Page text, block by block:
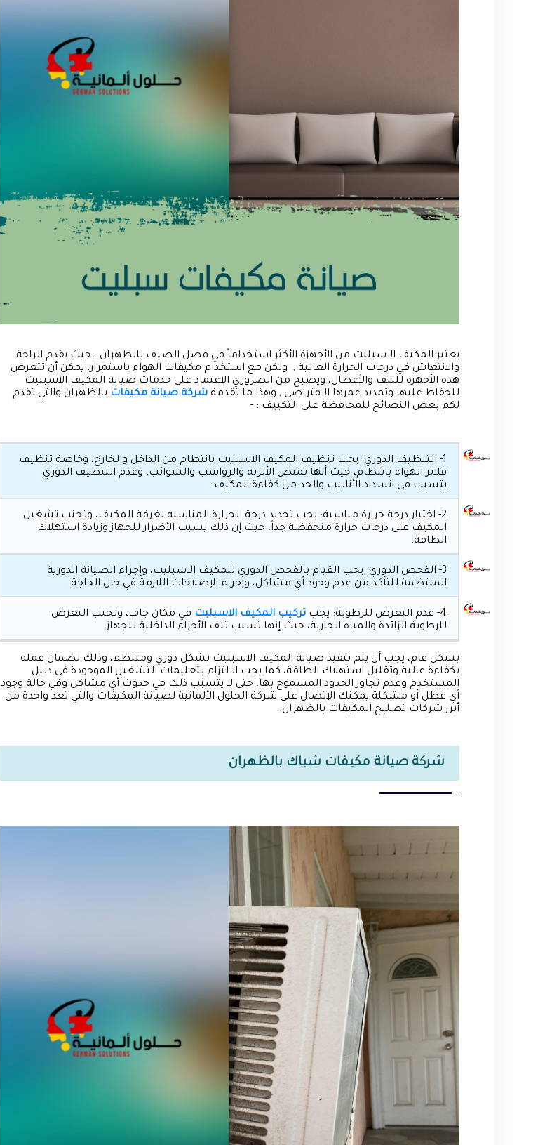
يعتبر المكيف الاسبليت من الأجهزة الأكثر استخداماً في فصل الصيف بالظهران ، حيث يقدم الراحة
والانتعاش في درجات الحرارة العالية , ولكن مع استخدام مكيفات الهواء باستمرار، يمكن أن تتعرض
هذه الأجهزة للتلف والأعطال، ويصبح من الضروري الاعتماد على خدمات صيانة المكيف الاسبليت
للحفاظ عليها وتمديد عمرها الافتراضي , وهذا ما تقدمة شركة صيانة مكيفات بالظهران والتي تقدم
لكم بعض النصائح للمحافظة على التكييف : -
1- التنظيف الدوري: يجب تنظيف المكيف الاسبليت بانتظام من الداخل والخارج، وخاصة تنظيف
فلاتر الهواء بانتظام، حيث أنها تمتص الأتربة والرواسب والشوائب، وعدم التنظيف الدوري
يتسبب في انسداد الأنابيب والحد من كفاءة المكيف.
2- اختيار درجة حرارة مناسبة: يجب تحديد درجة الحرارة المناسبه لغرفة المكيف، وتجنب تشغيل
المكيف على درجات حرارة منخفضة جداً، حيث إن ذلك يسبب الأضرار للجهاز وزيادة استهلاك
الطاقة.
3- الفحص الدوري: يجب القيام بالفحص الدوري للمكيف الاسبليت، وإجراء الصيانة الدورية
المنتظمة للتأكد من عدم وجود أي مشاكل، وإجراء الإصلاحات اللازمة في حال الحاجة.
4- عدم التعرض للرطوبة: يجب تركيب المكيف الاسبليت في مكان جاف، وتجنب التعرض
للرطوبة الزائدة والمياه الجارية، حيث إنها تسبب تلف الأجزاء الداخلية للجهاز.
بشكل عام، يجب أن يتم تنفيذ صيانة المكيف الاسبليت بشكل دوري ومنتظم، وذلك لضمان عمله
بكفاءة عالية وتقليل استهلاك الطاقة، كما يجب الالتزام بتعليمات التشغيل الموجودة في دليل
المستخدم وعدم تجاوز الحدود المسموح بها، حتى لا يتسبب ذلك في حدوث أي مشاكل وفي حالة وجود
أي عطل أو مشكلة يمكنك الإتصال على شركة الحلول الألمانية لصيانة المكيفات والتي تعد واحدة من
أبرز شركات تصليح المكيفات بالظهران .
شركة صيانة مكيفات شباك بالظهران